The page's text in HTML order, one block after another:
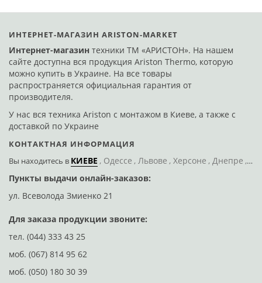
ИНТЕРНЕТ-МАГАЗИН ARISTON-MARKET
Интернет-магазин техники ТМ «АРИСТОН». На нашем
сайте доступна вся продукция Ariston Thermo, которую
можно купить в Украине. На все товары
распространяется официальная гарантия от
производителя.
У нас вся техника Ariston с монтажом в Киеве, а также с
доставкой по Украине
КОНТАКТНАЯ ИНФОРМАЦИЯ
Вы находитесь в КИЕВЕ Одессе Львове Херсоне Днепре
Пункты выдачи онлайн-заказов:
ул. Всеволода Змиенко 21
Для заказа продукции звоните:
тел. (044) 333 43 25
моб. (067) 814 95 62
моб. (050) 180 30 39